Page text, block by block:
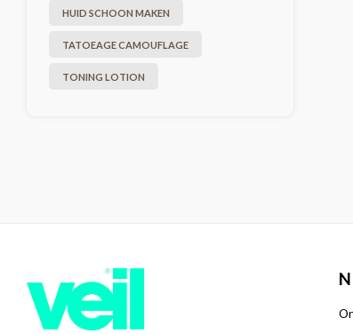
HUID SCHOON MAKEN
TATOEAGE CAMOUFLAGE
TONING LOTION